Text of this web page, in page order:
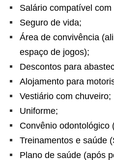
Salário compatível com
Seguro de vida;
Área de convivência
espaço de jogos);
Descontos para
Alojamento para
Vestiário com chuveiro;
Uniforme;
Convênio odontológico
Treinamentos e saúde
Plano de saúde (após